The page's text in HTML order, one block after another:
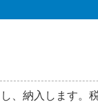
、納入します。